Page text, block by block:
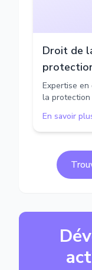
Droit de
Expertise
la protection
En savoir